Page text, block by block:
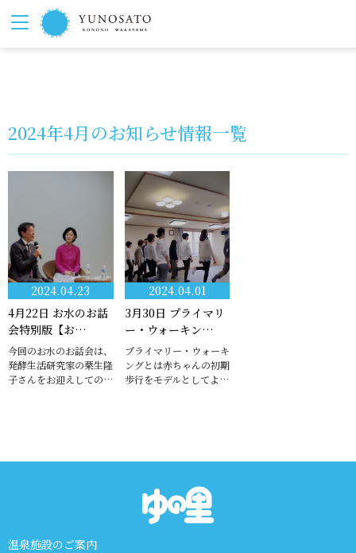
2024年4月のお知らせ情報一覧
2024.04.23
4月22日 お水のお話
会特別版【お…
今回のお水のお話会は、
発酵生活研究家の栗生隆
子さんをお迎えしての…
2024.04.01
3月30日 プライマリ
ー・ウォーキン…
プライマリー・ウォーキ
ングとは赤ちゃんの初期
歩行をモデルとしてよ…
温泉施設のご案内